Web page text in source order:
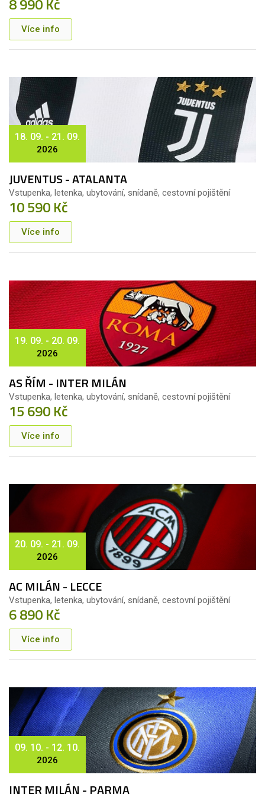
Více info
18. 09. - 21. 09.
2026
JUVENTUS - ATALANTA
Vstupenka, letenka, ubytování, snídaně, cestovní pojištění
10 590 Kč
Více info
19. 09. - 20. 09.
2026
AS ŘÍM - INTER MILÁN
Vstupenka, letenka, ubytování, snídaně, cestovní pojištění
15 690 Kč
Více info
20. 09. - 21. 09.
2026
AC MILÁN - LECCE
Vstupenka, letenka, ubytování, snídaně, cestovní pojištění
6 890 Kč
Více info
09. 10. - 12. 10.
2026
INTER MILÁN - PARMA